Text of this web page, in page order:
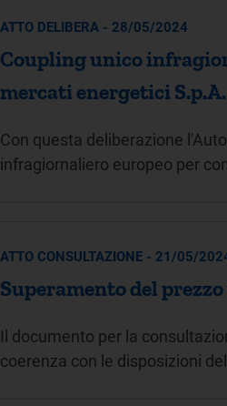
ATTO DELIBERA - 28/05/2024
Coupling unico
mercati energetici
Con questa deliberazione
infragiornaliero europeo per
ATTO CONSULTAZIONE - 21/05/
Superamento del
Il documento per la
coerenza con le disposizioni